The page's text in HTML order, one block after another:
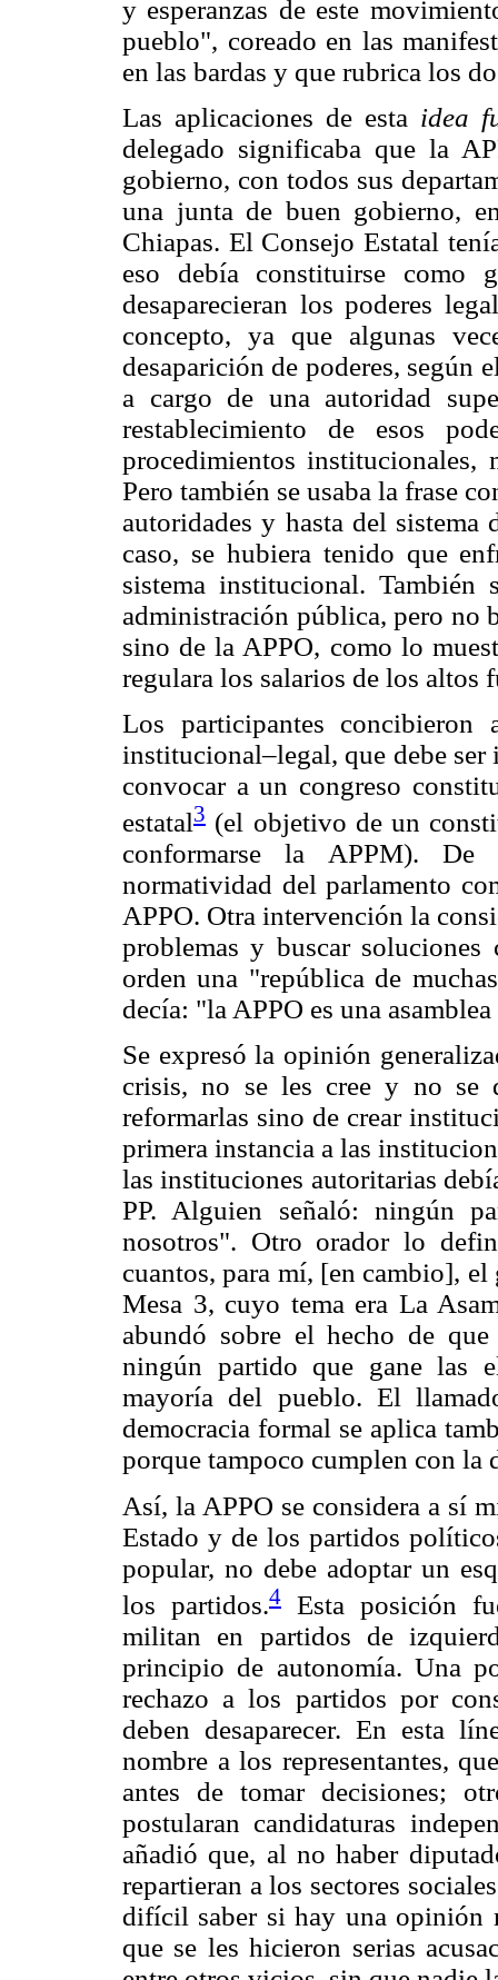
y esperanzas de este
pueblo", coreado en las
en las bardas y que rubrica los
Las aplicaciones de esta idea
delegado significaba que la
gobierno, con todos sus
una junta de buen gobierno,
Chiapas. El Consejo Estatal
eso debía constituirse como
desaparecieran los poderes
concepto, ya que algunas
desaparición de poderes, según
a cargo de una autoridad
restablecimiento de esos
procedimientos institucionales,
Pero también se usaba la frase
autoridades y hasta del
caso, se hubiera tenido que
sistema institucional. También
administración pública, pero no
sino de la APPO, como lo
regulara los salarios de los altos
Los participantes
institucional–legal, que debe
convocar a un congreso
estatal3 (el objetivo de un
conformarse la APPM).
normatividad del parlamento
APPO. Otra intervención la
problemas y buscar
orden una "república de
decía: "la APPO es una
Se expresó la opinión
crisis, no se les cree y no se
reformarlas sino de crear
primera instancia a las
las instituciones autoritarias
PP. Alguien señaló: ningún
nosotros". Otro orador lo
cuantos, para mí, [en cambio],
Mesa 3, cuyo tema era La
abundó sobre el hecho de
ningún partido que gane las
mayoría del pueblo. El
democracia formal se aplica
porque tampoco cumplen con la
Así, la APPO se considera a sí
Estado y de los partidos
popular, no debe adoptar un
los partidos.4
Esta posición
militan en partidos de
principio de autonomía. Una
rechazo a los partidos por
deben desaparecer. En esta
nombre a los representantes,
antes de tomar decisiones;
postularan candidaturas
añadió que, al no haber
repartieran a los sectores
difícil saber si hay una opinión
que se les hicieron serias